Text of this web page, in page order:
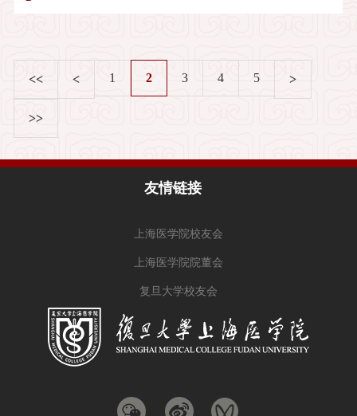
<< < 1 2 3 4 5 >
>>
友情链接
上海医学院校友会
上海医学院院董会
复旦大学校友会